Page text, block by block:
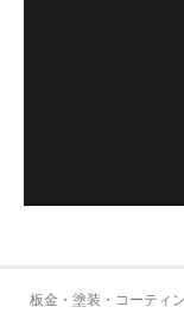
板金・塗装・コーティ